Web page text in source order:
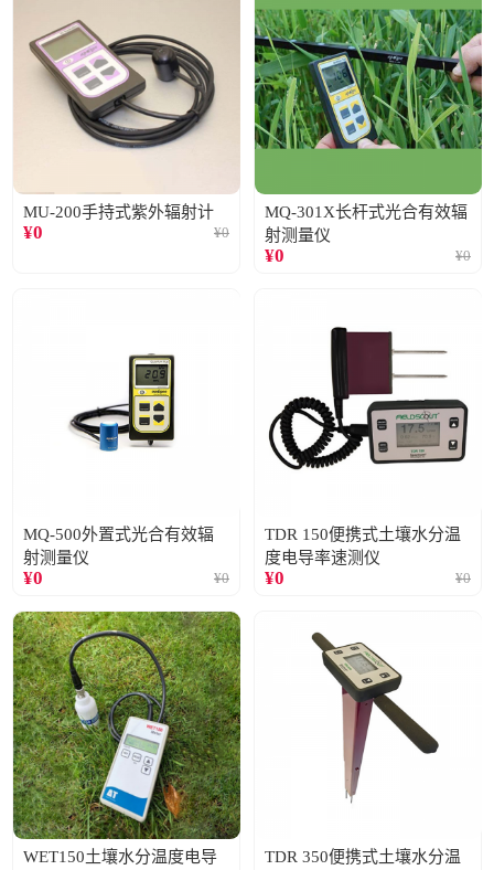
MU-200手持式紫外辐射计
¥0 ¥0
MQ-301X长杆式光合有效辐
射测量仪
¥0 ¥0
MQ-500外置式光合有效辐
射测量仪
¥0 ¥0
TDR 150便携式土壤水分温
度电导率速测仪
¥0 ¥0
WET150土壤水分温度电导
TDR 350便携式土壤水分温